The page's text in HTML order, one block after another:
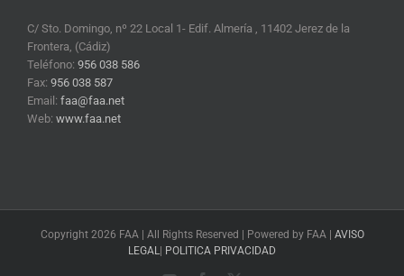
C/ Sto. Domingo, nº 22 Local 1- Edif. Almería , 11402 Jerez de la
Frontera, (Cádiz)
Teléfono: 956 038 586
Fax: 956 038 587
Email: faa@faa.net
Web: www.faa.net
Copyright 2026 FAA | All Rights Reserved | Powered by FAA | AVISO
LEGAL POLITICA PRIVACIDAD